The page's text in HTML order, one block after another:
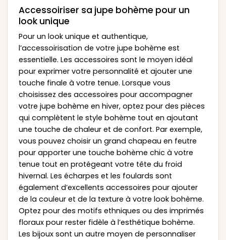
Accessoiriser sa jupe bohème pour un
look unique
Pour un look unique et authentique,
l’accessoirisation de votre jupe bohème est
essentielle. Les accessoires sont le moyen idéal
pour exprimer votre personnalité et ajouter une
touche finale à votre tenue. Lorsque vous
choisissez des accessoires pour accompagner
votre jupe bohème en hiver, optez pour des pièces
qui complètent le style bohème tout en ajoutant
une touche de chaleur et de confort. Par exemple,
vous pouvez choisir un grand chapeau en feutre
pour apporter une touche bohème chic à votre
tenue tout en protégeant votre tête du froid
hivernal. Les écharpes et les foulards sont
également d’excellents accessoires pour ajouter
de la couleur et de la texture à votre look bohème.
Optez pour des motifs ethniques ou des imprimés
floraux pour rester fidèle à l’esthétique bohème.
Les bijoux sont un autre moyen de personnaliser